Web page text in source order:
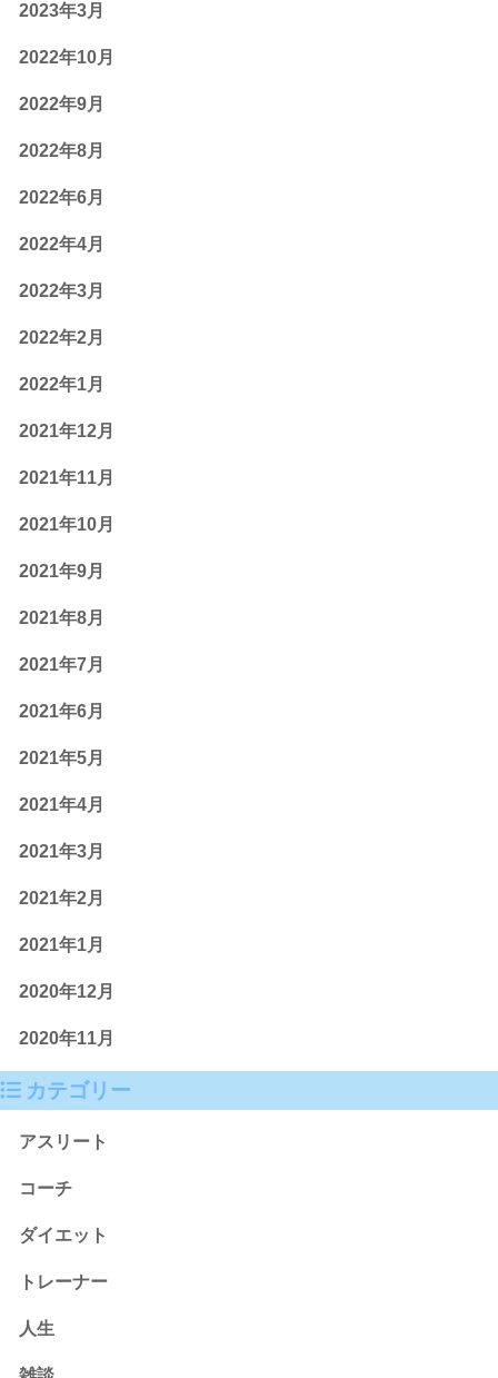
2023年3月
2022年10月
2022年9月
2022年8月
2022年6月
2022年4月
2022年3月
2022年2月
2022年1月
2021年12月
2021年11月
2021年10月
2021年9月
2021年8月
2021年7月
2021年6月
2021年5月
2021年4月
2021年3月
2021年2月
2021年1月
2020年12月
2020年11月
カテゴリー
アスリート
コーチ
ダイエット
トレーナー
人生